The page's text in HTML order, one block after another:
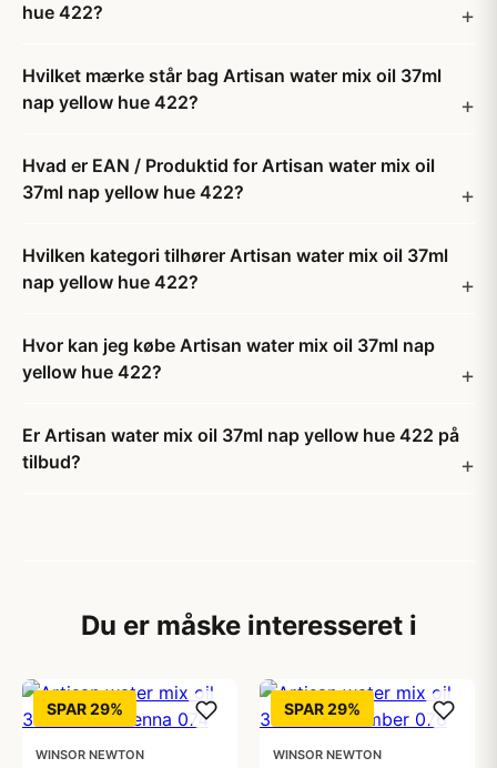
hue 422?
Hvilket mærke står bag Artisan water mix oil 37ml
nap yellow hue 422?
Hvad er EAN / Produktid for Artisan water mix oil
37ml nap yellow hue 422?
Hvilken kategori tilhører Artisan water mix oil 37ml
nap yellow hue 422?
Hvor kan jeg købe Artisan water mix oil 37ml nap
yellow hue 422?
Er Artisan water mix oil 37ml nap yellow hue 422 på
tilbud?
Du er måske interesseret i
SPAR 29%
WINSOR NEWTON
SPAR 29%
WINSOR NEWTON